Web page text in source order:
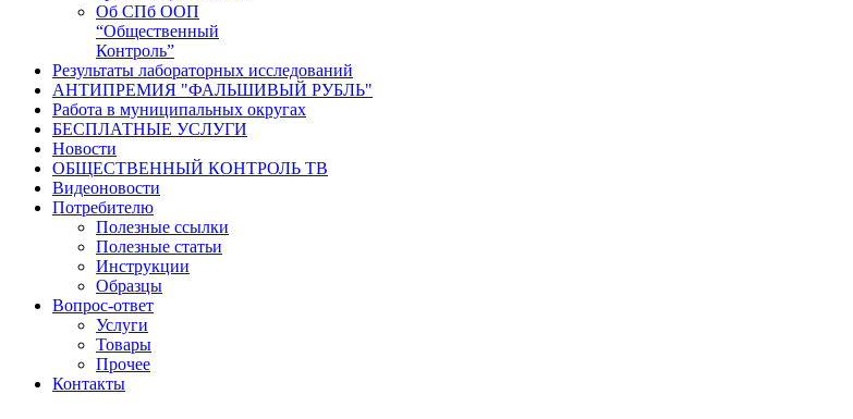
Об СПб ООП
“Общественный
Контроль”
Результаты лабораторных исследований
АНТИПРЕМИЯ "ФАЛЬШИВЫЙ РУБЛЬ"
Работа в муниципальных округах
БЕСПЛАТНЫЕ УСЛУГИ
Новости
ОБЩЕСТВЕННЫЙ КОНТРОЛЬ ТВ
Видеоновости
Потребителю
Полезные ссылки
Полезные статьи
Инструкции
Образцы
Вопрос-ответ
Услуги
Товары
Прочее
Контакты